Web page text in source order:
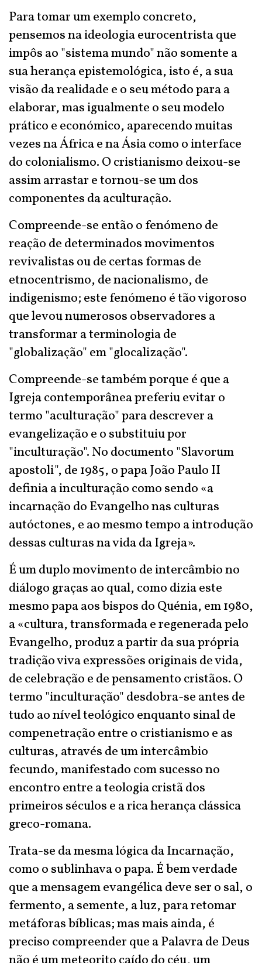
Para tomar um exemplo concreto,
pensemos na ideologia eurocentrista que
impôs ao "sistema mundo" não somente a
sua herança epistemológica, isto é, a sua
visão da realidade e o seu método para a
elaborar, mas igualmente o seu modelo
prático e económico, aparecendo muitas
vezes na África e na Ásia como o interface
do colonialismo. O cristianismo deixou-se
assim arrastar e tornou-se um dos
componentes da aculturação.
Compreende-se então o fenómeno de
reação de determinados movimentos
revivalistas ou de certas formas de
etnocentrismo, de nacionalismo, de
indigenismo; este fenómeno é tão vigoroso
que levou numerosos observadores a
transformar a terminologia de
"globalização" em "glocalização".
Compreende-se também porque é que a
Igreja contemporânea preferiu evitar o
termo "aculturação" para descrever a
evangelização e o substituiu por
"inculturação". No documento "Slavorum
apostoli", de 1985, o papa João Paulo II
definia a inculturação como sendo «a
incarnação do Evangelho nas culturas
autóctones, e ao mesmo tempo a introdução
dessas culturas na vida da Igreja».
É um duplo movimento de intercâmbio no
diálogo graças ao qual, como dizia este
mesmo papa aos bispos do Quénia, em 1980,
a «cultura, transformada e regenerada pelo
Evangelho, produz a partir da sua própria
tradição viva expressões originais de vida,
de celebração e de pensamento cristãos. O
termo "inculturação" desdobra-se antes de
tudo ao nível teológico enquanto sinal de
compenetração entre o cristianismo e as
culturas, através de um intercâmbio
fecundo, manifestado com sucesso no
encontro entre a teologia cristã dos
primeiros séculos e a rica herança clássica
greco-romana.
Trata-se da mesma lógica da Incarnação,
como o sublinhava o papa. É bem verdade
que a mensagem evangélica deve ser o sal, o
fermento, a semente, a luz, para retomar
metáforas bíblicas; mas mais ainda, é
preciso compreender que a Palavra de Deus